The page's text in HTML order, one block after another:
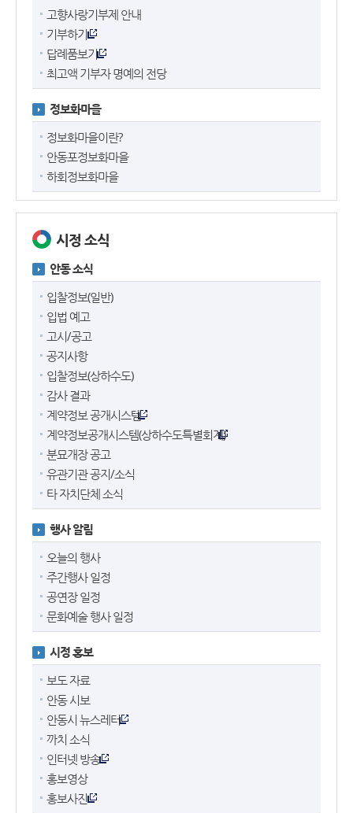
고향사랑기부제 안내
기부하기
답례품보기
최고액 기부자 명예의 전당
정보화마을
정보화마을이란?
안동포정보화마을
하회정보화마을
시정 소식
안동 소식
입찰정보(일반)
입법 예고
고시/공고
공지사항
입찰정보(상하수도)
감사 결과
계약정보 공개시스템
계약정보공개시스템(상하수도특별회계)
분묘개장 공고
유관기관 공지/소식
타 자치단체 소식
행사 알림
오늘의 행사
주간행사 일정
공연장 일정
문화예술 행사 일정
시정 홍보
보도 자료
안동 시보
안동시 뉴스레터
까치 소식
인터넷 방송
홍보영상
홍보사진